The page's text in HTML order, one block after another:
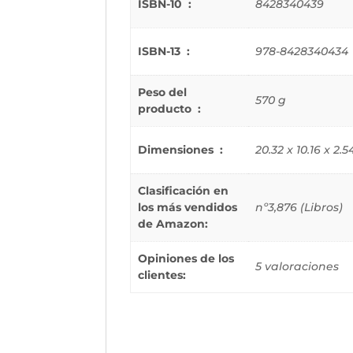
ISBN-10 ‏ : ‎ 8428340439
ISBN-13 ‏ : ‎ 978-8428340434
Peso del
producto ‏ : ‎
570 g
Dimensiones ‏ : ‎ 20.32 x 10.16 x
Clasificación en
los más vendidos
de Amazon:
nº3,876 (Libros)
Opiniones de los
clientes:
5 valoraciones